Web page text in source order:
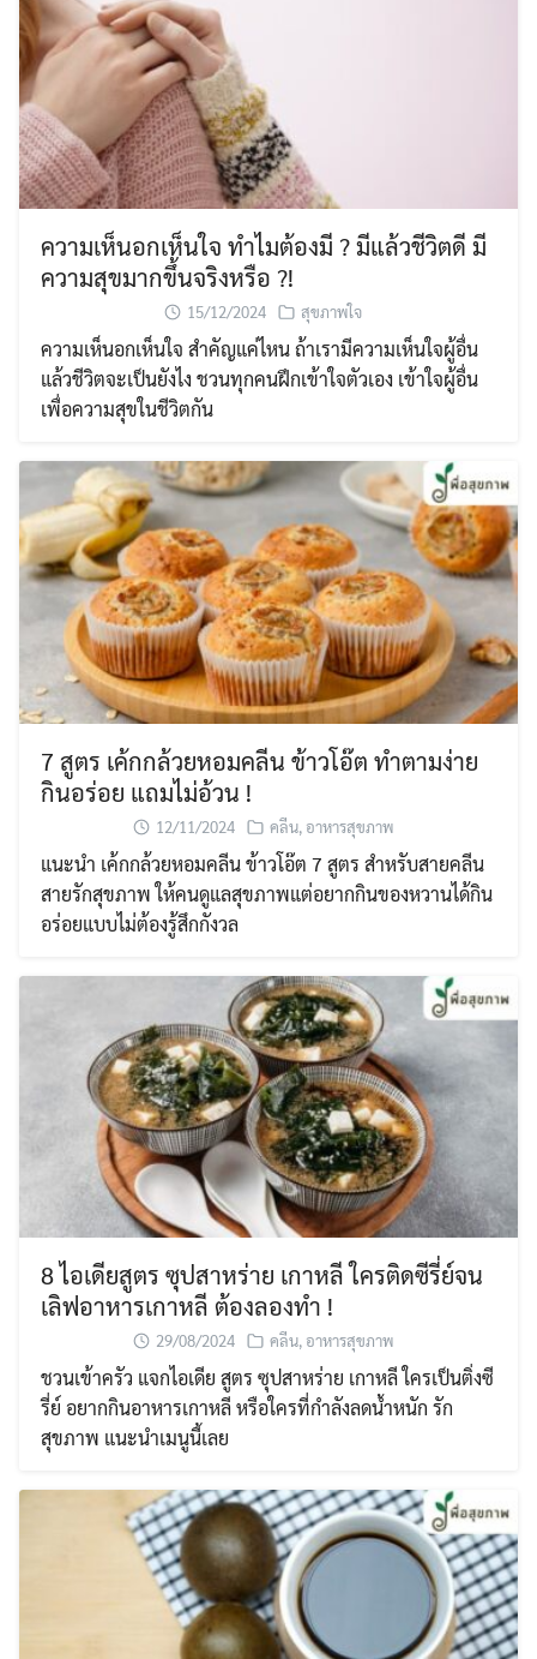
ความเห็นอกเห็นใจ ทำไมต้องมี ? มีแล้วชีวิตดี มี
ความสุขมากขึ้นจริงหรือ ?!
15/12/2024 สุขภาพใจ
ความเห็นอกเห็นใจ สำคัญแค่ไหน ถ้าเรามีความเห็นใจผู้อื่น
แล้วชีวิตจะเป็นยังไง ชวนทุกคนฝึกเข้าใจตัวเอง เข้าใจผู้อื่น
เพื่อความสุขในชีวิตกัน
7 สูตร เค้กกล้วยหอมคลีน ข้าวโอ๊ต ทำตามง่าย
กินอร่อย แถมไม่อ้วน !
12/11/2024 คลีน, อาหารสุขภาพ
แนะนำ เค้กกล้วยหอมคลีน ข้าวโอ๊ต 7 สูตร สำหรับสายคลีน
สายรักสุขภาพ ให้คนดูแลสุขภาพแต่อยากกินของหวานได้กิน
อร่อยแบบไม่ต้องรู้สึกกังวล
8 ไอเดียสูตร ซุปสาหร่าย เกาหลี ใครติดซีรี่ย์จน
เลิฟอาหารเกาหลี ต้องลองทำ !
29/08/2024 คลีน, อาหารสุขภาพ
ชวนเข้าครัว แจกไอเดีย สูตร ซุปสาหร่าย เกาหลี ใครเป็นติ่งซี
รี่ย์ อยากกินอาหารเกาหลี หรือใครที่กำลังลดน้ำหนัก รัก
สุขภาพ แนะนำเมนูนี้เลย